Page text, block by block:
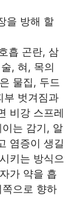
을 방해 할
흡 곤란, 삼
, 혀, 목의
물집, 두드
부 벗겨짐과
비강 스프레
는 감기, 알
염증이 생길
키는 방식으
가 약을 흡
으로 향하